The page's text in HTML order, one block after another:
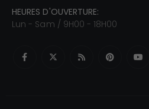
HEURES D'OUVERTURE:
Lun - Sam / 9H00 - 18H00